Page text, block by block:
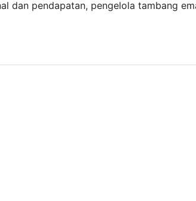
dan pendapatan, pengelola tambang
pada tahun 2024…